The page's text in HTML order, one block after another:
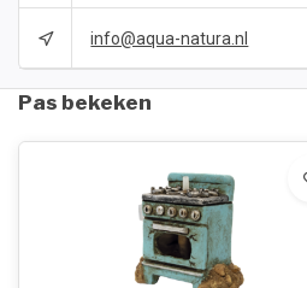
info@aqua-natura.nl
Pas bekeken